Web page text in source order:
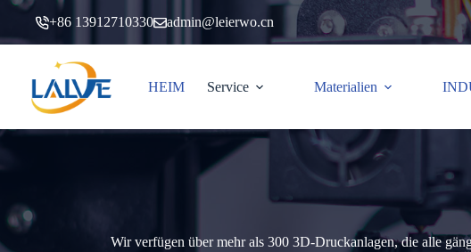
Zum
springen
+86 13912710330 admin@leierwo.cn
HEIM Service Materialien
Wir verfügen über mehr als 300 3D-Druckanlagen, die alle